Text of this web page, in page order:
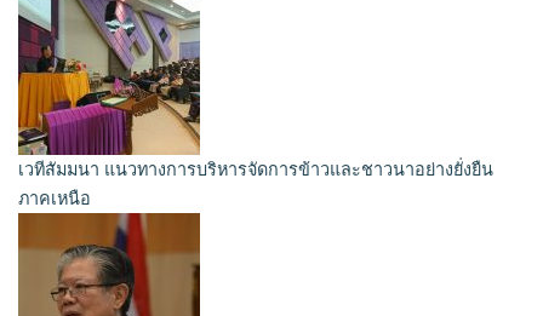
เวทีสัมมนา แนวทางการบริหารจัดการข้าวและชาวนาอย่างยั่งยืน
ภาคเหนือ